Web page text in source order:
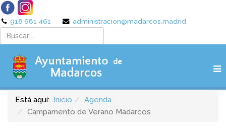
918 681 461 administracion@madarcos.madrid
Está aquí: Inicio
Agenda
Campamento de Verano Madarcos